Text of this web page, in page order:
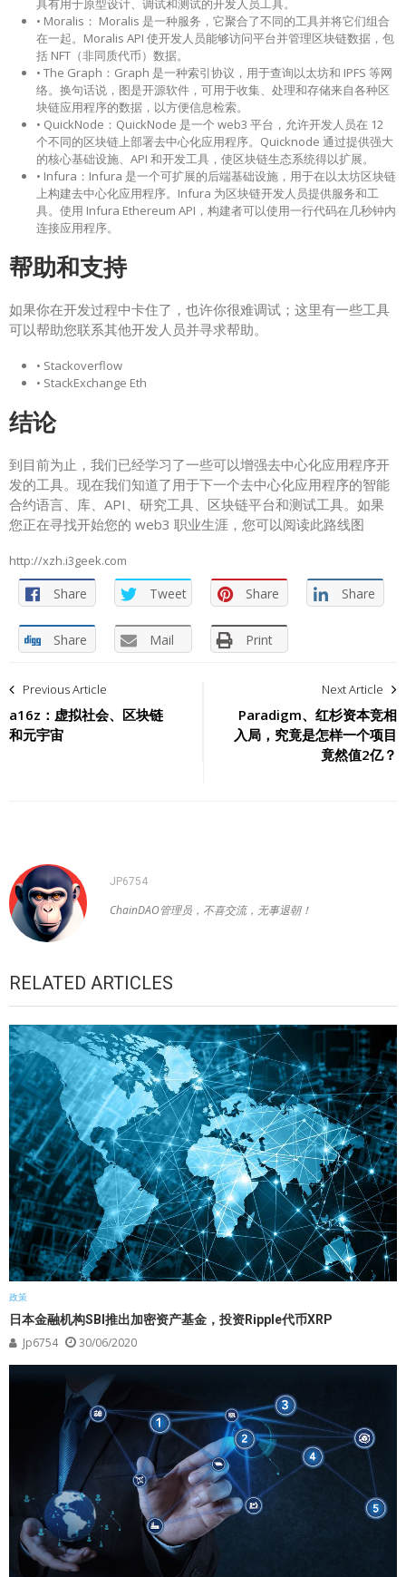
• Moralis： Moralis 是一种服务，它聚合了不同的工具并将它们组合
在一起。Moralis API 使开发人员能够访问平台并管理区块链数据，包
括 NFT（非同质代币）数据。
• The Graph：Graph 是一种索引协议，用于查询以太坊和 IPFS 等网
络。换句话说，图是开源软件，可用于收集、处理和存储来自各种区
块链应用程序的数据，以方便信息检索。
• QuickNode：QuickNode 是一个 web3 平台，允许开发人员在 12
个不同的区块链上部署去中心化应用程序。Quicknode 通过提供强大
的核心基础设施、API 和开发工具，使区块链生态系统得以扩展。
• Infura：Infura 是一个可扩展的后端基础设施，用于在以太坊区块链
上构建去中心化应用程序。Infura 为区块链开发人员提供服务和工
具。使用 Infura Ethereum API，构建者可以使用一行代码在几秒钟内
连接应用程序。
帮助和支持
如果你在开发过程中卡住了，也许你很难调试；这里有一些工具
可以帮助您联系其他开发人员并寻求帮助。
• Stackoverflow
• StackExchange Eth
结论
到目前为止，我们已经学习了一些可以增强去中心化应用程序开
发的工具。现在我们知道了用于下一个去中心化应用程序的智能
合约语言、库、API、研究工具、区块链平台和测试工具。如果
您正在寻找开始您的 web3 职业生涯，您可以阅读此路线图
http://xzh.i3geek.com
Share Tweet Share Share
Share Mail Print
章
导
Previous Article
a16z：虚拟社会、区块链
和元宇宙
Next Article
Paradigm、红杉资本竞相
入局，究竟是怎样一个项目
竟然值2亿？
JP6754
ChainDAO管理员，不喜交流，无事退朝！
RELATED ARTICLES
政策
日本金融机构SBI推出加密资产基金，投资Ripple代币XRP
Jp6754 30/06/2020